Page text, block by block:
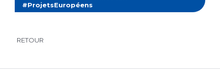
#ProjetsEuropéens
RETOUR